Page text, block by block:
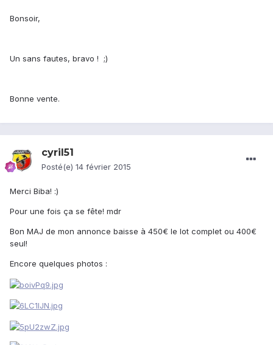
Bonsoir,
Un sans fautes, bravo ! ;)
Bonne vente.
cyril51
Posté(e) 14 février 2015
Merci Biba! :)
Pour une fois ça se fête! mdr
Bon MAJ de mon annonce baisse à 450€ le lot complet ou 400€
seul!
Encore quelques photos :